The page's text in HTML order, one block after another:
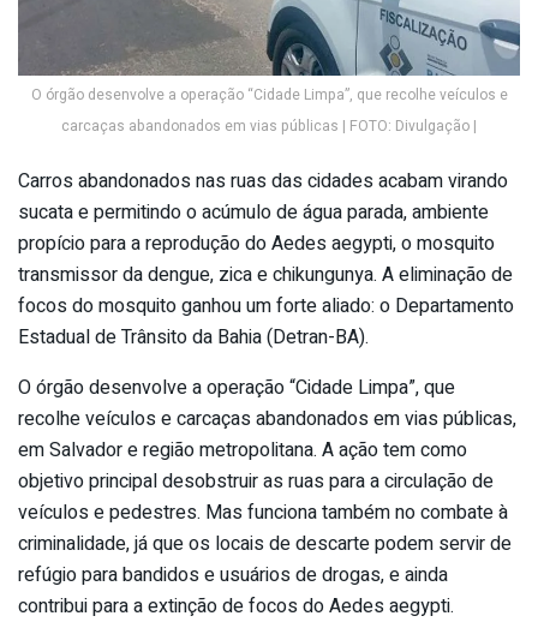
O órgão desenvolve a operação “Cidade Limpa”, que recolhe veículos e
carcaças abandonados em vias públicas | FOTO: Divulgação |
Carros abandonados nas ruas das cidades acabam virando
sucata e permitindo o acúmulo de água parada, ambiente
propício para a reprodução do Aedes aegypti, o mosquito
transmissor da dengue, zica e chikungunya. A eliminação de
focos do mosquito ganhou um forte aliado: o Departamento
Estadual de Trânsito da Bahia (Detran-BA).
O órgão desenvolve a operação “Cidade Limpa”, que
recolhe veículos e carcaças abandonados em vias públicas,
em Salvador e região metropolitana. A ação tem como
objetivo principal desobstruir as ruas para a circulação de
veículos e pedestres. Mas funciona também no combate à
criminalidade, já que os locais de descarte podem servir de
refúgio para bandidos e usuários de drogas, e ainda
contribui para a extinção de focos do Aedes aegypti.